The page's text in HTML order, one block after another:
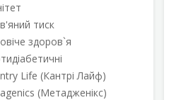
тиск
здоров`я
Life (Кантрі Лайф)
(Метадженікс)